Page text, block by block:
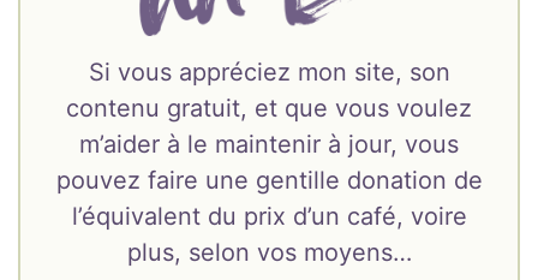
Si vous appréciez mon site, son
contenu gratuit, et que vous voulez
m’aider à le maintenir à jour, vous
pouvez faire une gentille donation de
l’équivalent du prix d’un café, voire
plus, selon vos moyens…